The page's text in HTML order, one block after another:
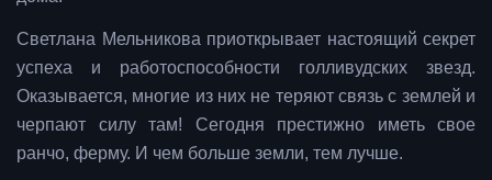
Светлана Мельникова приоткрывает настоящий секрет
успеха и работоспособности голливудских звезд.
Оказывается, многие из них не теряют связь с землей и
черпают силу там! Сегодня престижно иметь свое
ранчо, ферму. И чем больше земли, тем лучше.